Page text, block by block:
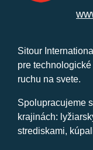
Sitour
pre
ruchu na svete.
Spolupracujeme
krajinách:
strediskami,